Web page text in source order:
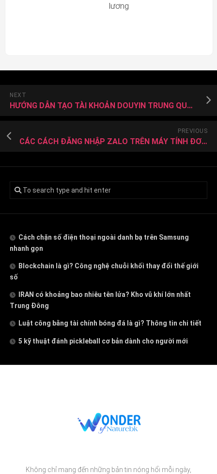
lương
NEXT
HƯỚNG DẪN TẠO TÀI KHOẢN DOUYIN TRUNG QUỐC
PREVIOUS
CÁC CÁCH ĐĂNG NHẬP ZALO TRÊN MÁY TÍNH ĐƠN GIẢN NHẤT
Cách chặn số điện thoại ngoài danh bạ trên Samsung
nhanh gọn
Blockchain là gì? Công nghệ chuỗi khối thay đổi thế giới
số
IRAN có khoảng bao nhiêu tên lửa? Kho vũ khí lớn nhất
Trung Đông
Luật công bằng tài chính bóng đá là gì? Thông tin chi tiết
5 kỹ thuật đánh pickleball cơ bản dành cho người mới
Không chỉ mang đến những bản tin nóng hổi mỗi ngày,